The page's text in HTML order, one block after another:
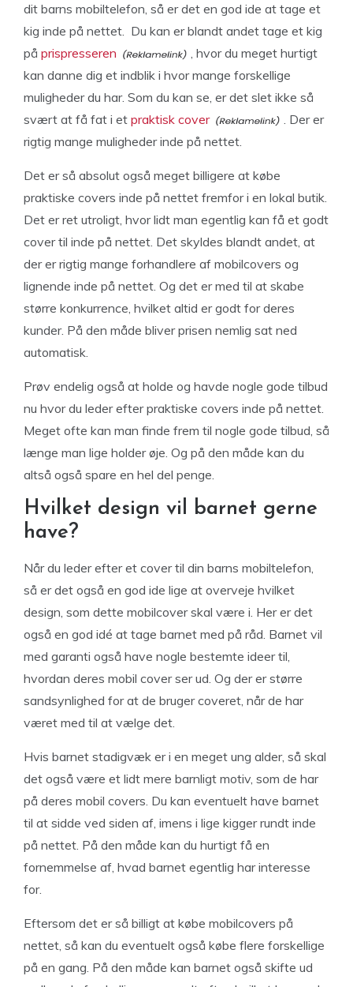
dit barns mobiltelefon, så er det en god ide at tage et
kig inde på nettet. Du kan er blandt andet tage et kig
på prispresseren
, hvor du meget hurtigt
kan danne dig et indblik i hvor mange forskellige
muligheder du har. Som du kan se, er det slet ikke så
svært at få fat i et praktisk cover
. Der er
rigtig mange muligheder inde på nettet.
Det er så absolut også meget billigere at købe
praktiske covers inde på nettet fremfor i en lokal butik.
Det er ret utroligt, hvor lidt man egentlig kan få et godt
cover til inde på nettet. Det skyldes blandt andet, at
der er rigtig mange forhandlere af mobilcovers og
lignende inde på nettet. Og det er med til at skabe
større konkurrence, hvilket altid er godt for deres
kunder. På den måde bliver prisen nemlig sat ned
automatisk.
Prøv endelig også at holde og havde nogle gode tilbud
nu hvor du leder efter praktiske covers inde på nettet.
Meget ofte kan man finde frem til nogle gode tilbud, så
længe man lige holder øje. Og på den måde kan du
altså også spare en hel del penge.
Hvilket design vil barnet gerne
have?
Når du leder efter et cover til din barns mobiltelefon,
så er det også en god ide lige at overveje hvilket
design, som dette mobilcover skal være i. Her er det
også en god idé at tage barnet med på råd. Barnet vil
med garanti også have nogle bestemte ideer til,
hvordan deres mobil cover ser ud. Og der er større
sandsynlighed for at de bruger coveret, når de har
været med til at vælge det.
Hvis barnet stadigvæk er i en meget ung alder, så skal
det også være et lidt mere barnligt motiv, som de har
på deres mobil covers. Du kan eventuelt have barnet
til at sidde ved siden af, imens i lige kigger rundt inde
på nettet. På den måde kan du hurtigt få en
fornemmelse af, hvad barnet egentlig har interesse
for.
Eftersom det er så billigt at købe mobilcovers på
nettet, så kan du eventuelt også købe flere forskellige
på en gang. På den måde kan barnet også skifte ud